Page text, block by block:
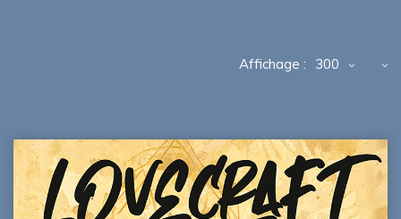
Affichage : 300